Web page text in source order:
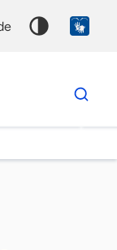
Dados
para
chave